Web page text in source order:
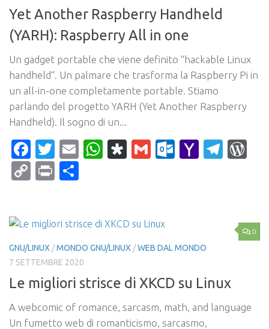
Yet Another Raspberry Handheld
(YARH): Raspberry All in one
Un gadget portable che viene definito “hackable Linux
handheld“. Un palmare che trasforma la Raspberry Pi in
un all-in-one completamente portable. Stiamo
parlando del progetto YARH (Yet Another Raspberry
Handheld). Il sogno di un...
Facebook
Twitter
EmailWhatsApp
Diaspora
Gmail Yahoo
CopyPrint
0
GNU/LINUX /MONDO GNU/LINUX /WEB DAL MONDO
7 SETTEMBRE 2020
Le migliori strisce di XKCD su Linux
A webcomic of romance, sarcasm, math, and language
Un fumetto web di romanticismo, sarcasmo,